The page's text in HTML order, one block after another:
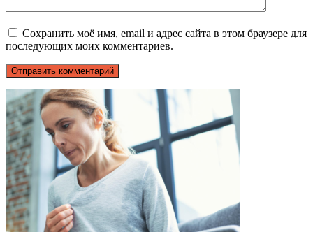
Сохранить моё имя, email и адрес сайта в этом браузере для
последующих моих комментариев.